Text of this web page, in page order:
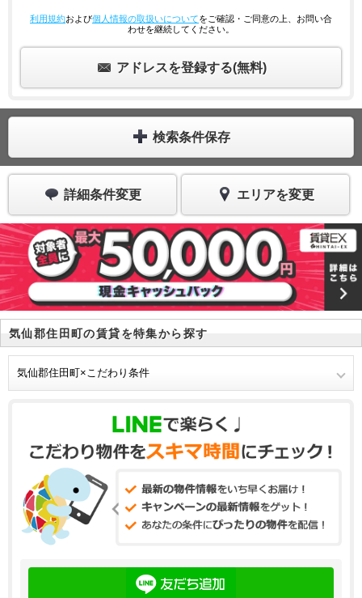
利用規約および個人情報の取扱いについてをご確認・ご同意の上、お問い合
わせを継続してください。
アドレスを登録する(無料)
検索条件保存
詳細条件変更 エリアを変更
気仙郡住田町の賃貸を特集から探す
気仙郡住田町×こだわり条件